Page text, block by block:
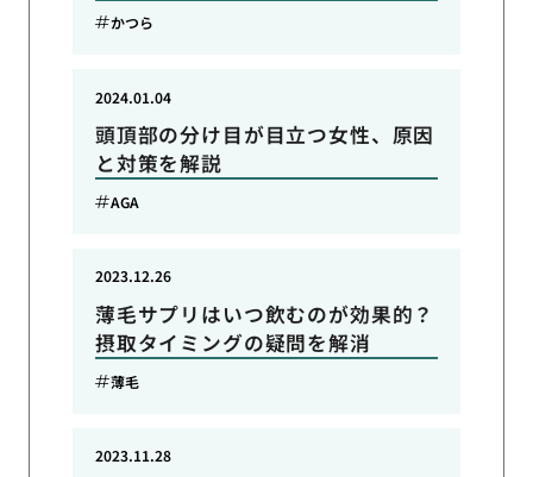
かつら
頭頂部の分け目が目立つ女性、原因
と対策を解説
2024.01.04
AGA
薄毛サプリはいつ飲むのが効果的？
摂取タイミングの疑問を解消
2023.12.26
薄毛
2023.11.28